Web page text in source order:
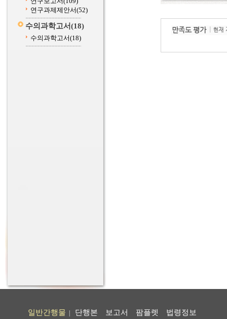
연구과제제안서(52)
수의과학고서(18)
수의과학고서(18)
일반간행물 단행본 보고서 팜플렛
법령정보